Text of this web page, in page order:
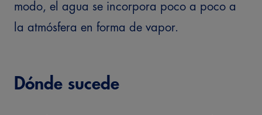
modo, el agua se incorpora poco a poco a
la atmósfera en forma de vapor.
Dónde sucede